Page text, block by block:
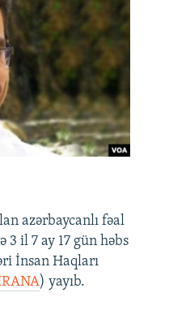
azərbaycanlı fəal
3 il 7 ay 17 gün həbs
İnsan Haqları
) yayıb.